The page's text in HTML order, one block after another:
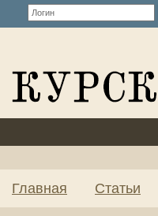
Главная Статьи